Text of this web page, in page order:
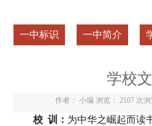
一中标识 一中简介
学校
作者： 小编 浏览： 2107 次
校 训 ： 为中华之崛起而读